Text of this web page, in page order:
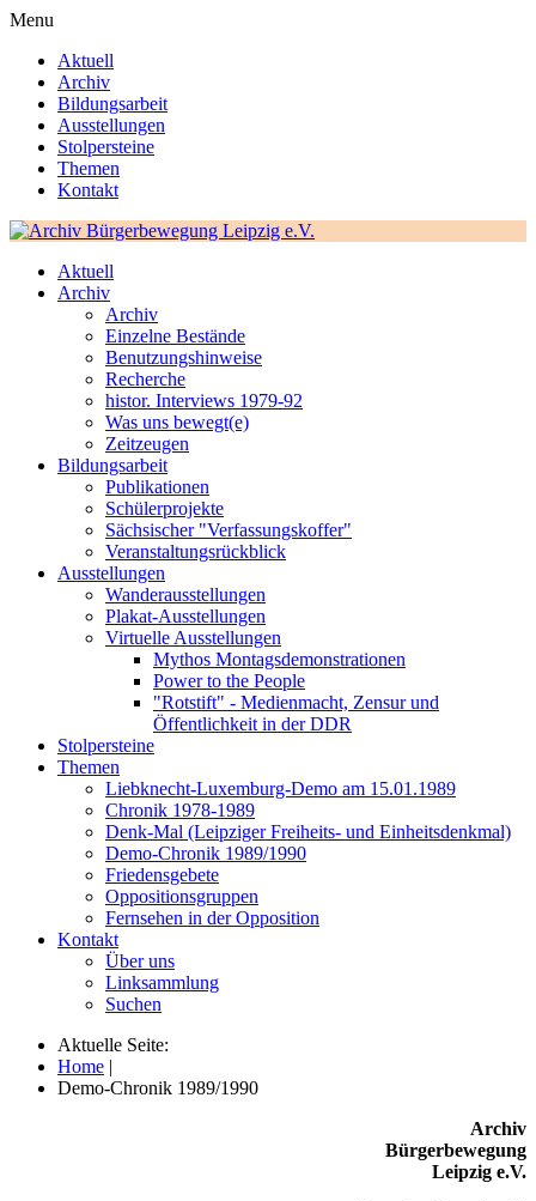
Menu
Aktuell
Archiv
Bildungsarbeit
Ausstellungen
Stolpersteine
Themen
Kontakt
Aktuell
Archiv
Archiv
Einzelne Bestände
Benutzungshinweise
Recherche
histor. Interviews 1979-92
Was uns bewegt(e)
Zeitzeugen
Bildungsarbeit
Publikationen
Schülerprojekte
Sächsischer "Verfassungskoffer"
Veranstaltungsrückblick
Ausstellungen
Wanderausstellungen
Plakat-Ausstellungen
Virtuelle Ausstellungen
Mythos Montagsdemonstrationen
Power to the People
"Rotstift" - Medienmacht, Zensur und
Öffentlichkeit in der DDR
Stolpersteine
Themen
Liebknecht-Luxemburg-Demo am 15.01.1989
Chronik 1978-1989
Denk-Mal (Leipziger Freiheits- und Einheitsdenkmal)
Demo-Chronik 1989/1990
Friedensgebete
Oppositionsgruppen
Fernsehen in der Opposition
Kontakt
Über uns
Linksammlung
Suchen
Aktuelle Seite:
Home |
Demo-Chronik 1989/1990
Archiv
Bürgerbewegung
Leipzig e.V.